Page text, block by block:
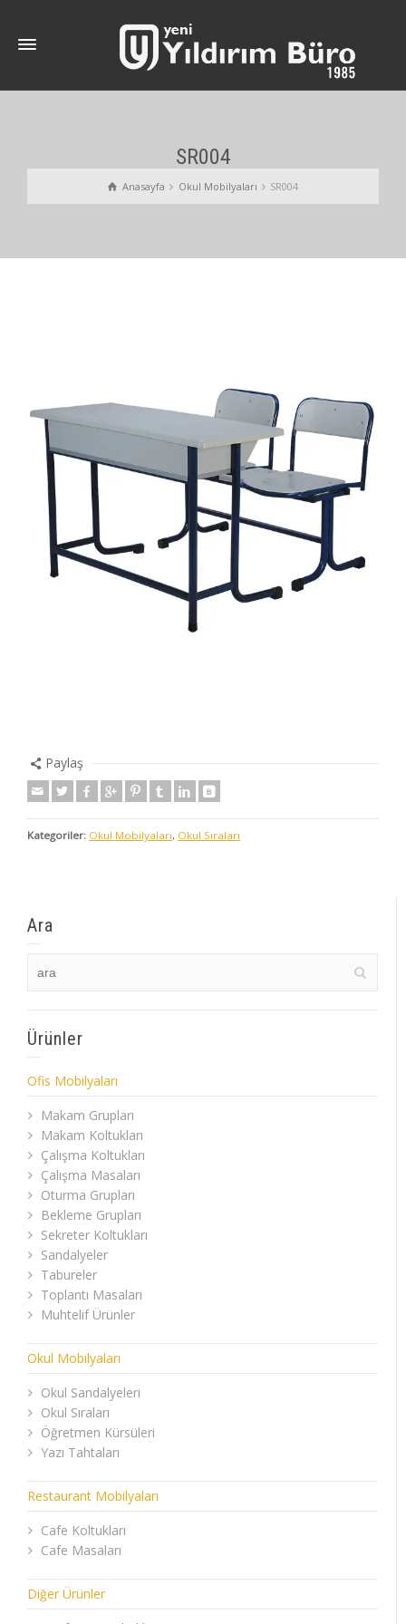
SR004
Anasayfa Okul Mobilyaları SR004
Paylaş
Kategoriler: Okul Mobilyaları, Okul Sıraları
Ara
Ürünler
Ofis Mobilyaları
Makam Grupları
Makam Koltukları
Çalışma Koltukları
Çalışma Masaları
Oturma Grupları
Bekleme Grupları
Sekreter Koltukları
Sandalyeler
Tabureler
Toplantı Masaları
Muhtelif Ürünler
Okul Mobilyaları
Okul Sandalyeleri
Okul Sıraları
Öğretmen Kürsüleri
Yazı Tahtaları
Restaurant Mobilyaları
Cafe Koltukları
Cafe Masaları
Diğer Ürünler